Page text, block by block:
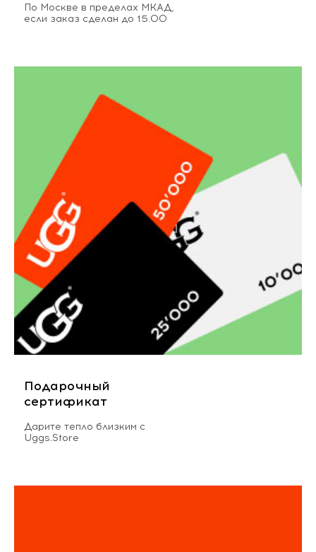
По Москве в пределах МКАД,
если заказ сделан до 15.00
Подарочный
сертификат
Дарите тепло близким с
Uggs.Store